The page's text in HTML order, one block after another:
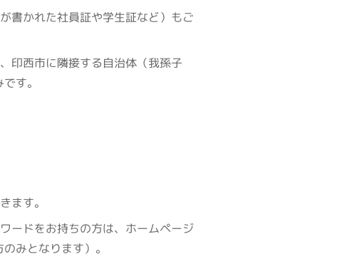
書かれた社員証や学生証など）もご
印西市に隣接する自治体（我孫子
す。
ます。
ードをお持ちの方は、ホームページ
みとなります）。